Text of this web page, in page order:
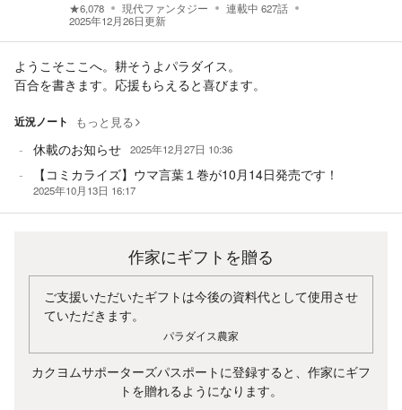
★6,078 現代ファンタジー 連載中 627話
2025年12月26日更新
ようこそここへ。耕そうよパラダイス。
百合を書きます。応援もらえると喜びます。
近況ノート もっと見る
休載のお知らせ 2025年12月27日 10:36
【コミカライズ】ウマ言葉１巻が10月14日発売です！
2025年10月13日 16:17
作家にギフトを贈る
ご支援いただいたギフトは今後の資料代として使用させ
ていただきます。
パラダイス農家
カクヨムサポーターズパスポートに登録すると、作家にギフ
トを贈れるようになります。